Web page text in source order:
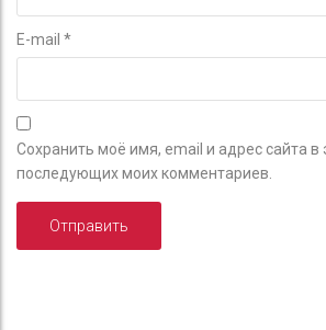
E-mail *
Сохранить моё имя, email и адрес сайта в
последующих моих комментариев.